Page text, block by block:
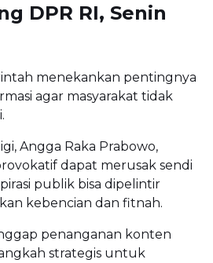
DPR RI, Senin
menekankan pentingnya
agar masyarakat tidak
Angga Raka Prabowo,
dapat merusak sendi
publik bisa dipelintir
kebencian dan fitnah.
penanganan konten
strategis untuk